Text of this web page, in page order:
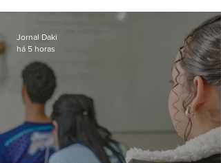
Bangu
Jornal Daki
há 5 horas